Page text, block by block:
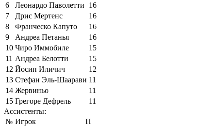
6
Леонардо Паволетти
16
7
Дрис Мертенс
16
8
Франческо Капуто
16
9
Андреа Петанья
16
10 Чиро Иммобиле
15
11 Андреа Белотти
15
12 Йосип Иличич
12
13 Стефан Эль-Шаарави 11
14 Жервиньо
11
15 Грегоре Дефрель
11
Ассистенты:
№ Игрок
П